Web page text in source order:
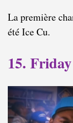
La première
été Ice Cu.
15. Friday